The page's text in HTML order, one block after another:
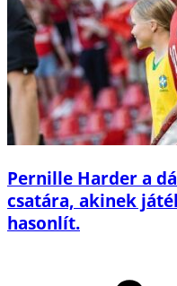
Pernille Harder a
csatára, akinek
hasonlít.